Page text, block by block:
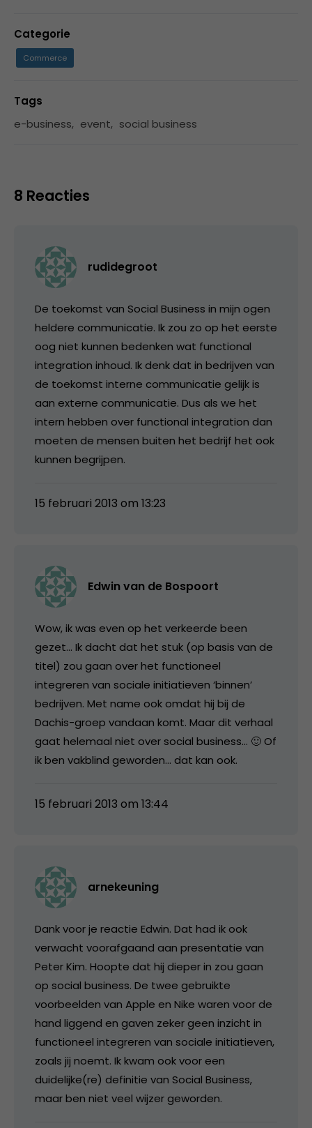
Categorie
Commerce
Tags
e-business, event, social business
8 Reacties
rudidegroot
De toekomst van Social Business in mijn ogen
heldere communicatie. Ik zou zo op het eerste
oog niet kunnen bedenken wat functional
integration inhoud. Ik denk dat in bedrijven van
de toekomst interne communicatie gelijk is
aan externe communicatie. Dus als we het
intern hebben over functional integration dan
moeten de mensen buiten het bedrijf het ook
kunnen begrijpen.
15 februari 2013 om 13:23
Edwin van de Bospoort
Wow, ik was even op het verkeerde been
gezet… Ik dacht dat het stuk (op basis van de
titel) zou gaan over het functioneel
integreren van sociale initiatieven ‘binnen’
bedrijven. Met name ook omdat hij bij de
Dachis-groep vandaan komt. Maar dit verhaal
gaat helemaal niet over social business… 🙂 Of
ik ben vakblind geworden… dat kan ook.
15 februari 2013 om 13:44
arnekeuning
Dank voor je reactie Edwin. Dat had ik ook
verwacht voorafgaand aan presentatie van
Peter Kim. Hoopte dat hij dieper in zou gaan
op social business. De twee gebruikte
voorbeelden van Apple en Nike waren voor de
hand liggend en gaven zeker geen inzicht in
functioneel integreren van sociale initiatieven,
zoals jij noemt. Ik kwam ook voor een
duidelijke(re) definitie van Social Business,
maar ben niet veel wijzer geworden.